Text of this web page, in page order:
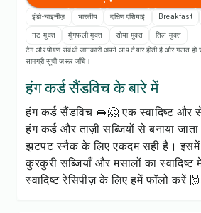
Add to
रेसिपी नोट्स
रेसिपी प्रिंट करें
सेव करें
शेयर करें
इंडो-चाइनीज़ भारतीय दक्षिण एशियाई Breakfast
नट-मुक्त मूंगफली-मुक्त सोया-मुक्त
तिल-मुक्त
टैग और पोषण संबंधी जानकारी अपने आप तैयार होती है और गलत
सामग्री सूची ज़रूर जाँचें।
हंग कर्ड सैंडविच के बारे में
हंग कर्ड सैंडविच 🥪🤗 एक स्वादिष्ट और
हंग कर्ड और ताज़ी सब्जियों से बनाया
झटपट स्नैक के लिए एकदम सही है। इसमें
कुरकुरी सब्जियाँ और मसालों का
स्वादिष्ट रेसिपीज़ के लिए हमें फॉलो करें